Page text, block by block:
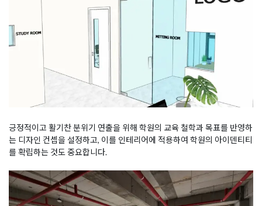
긍정적이고 활기찬 분위기 연출을 위해 학원의 교육 철학과 목표를 반영하
는 디자인 컨셉을 설정하고, 이를 인테리어에 적용하여 학원의 아이덴티티
를 확립하는 것도 중요합니다.